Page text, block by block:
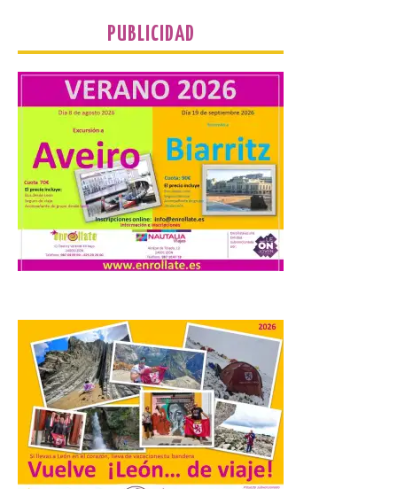
6 Ago 2026
Los días 7, 8 y 9 de agosto
de 2026, Camarzana de
Tera volverá a convertirse
en punto de encuentro,
con la Villa Romana de
Orpheus. Vivimos un momento en el que la
música en directo mueve grandes
fenómenos de […]
El Ayuntamiento de
Cabrillanes analizará,
celebración del Iberia
Eclipse Festival
6 Ago 2026
Durante la mañana de ayer
miércoles ha sido
registrada en el
Ayuntamiento una
PUBLICIDAD